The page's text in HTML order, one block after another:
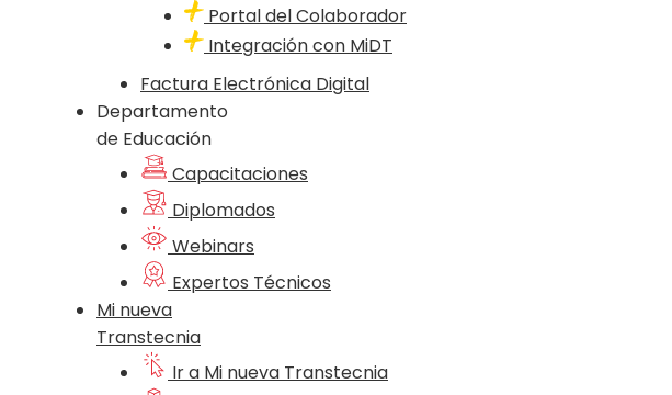
Portal del Colaborador
Integración con MiDT
Factura Electrónica Digital
Departamento
de Educación
Capacitaciones
Diplomados
Webinars
Expertos Técnicos
Mi nueva
Transtecnia
Ir a Mi nueva Transtecnia